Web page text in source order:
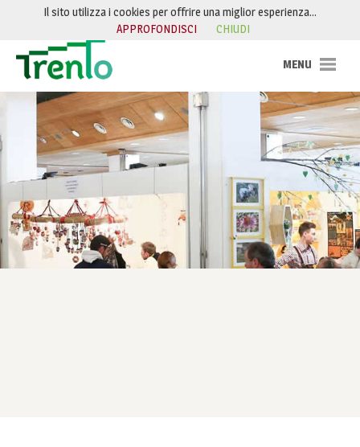
Salta al contenuto
Il sito utilizza i cookies per offrire una miglior esperienza…
APPROFONDISCI
CHIUDI